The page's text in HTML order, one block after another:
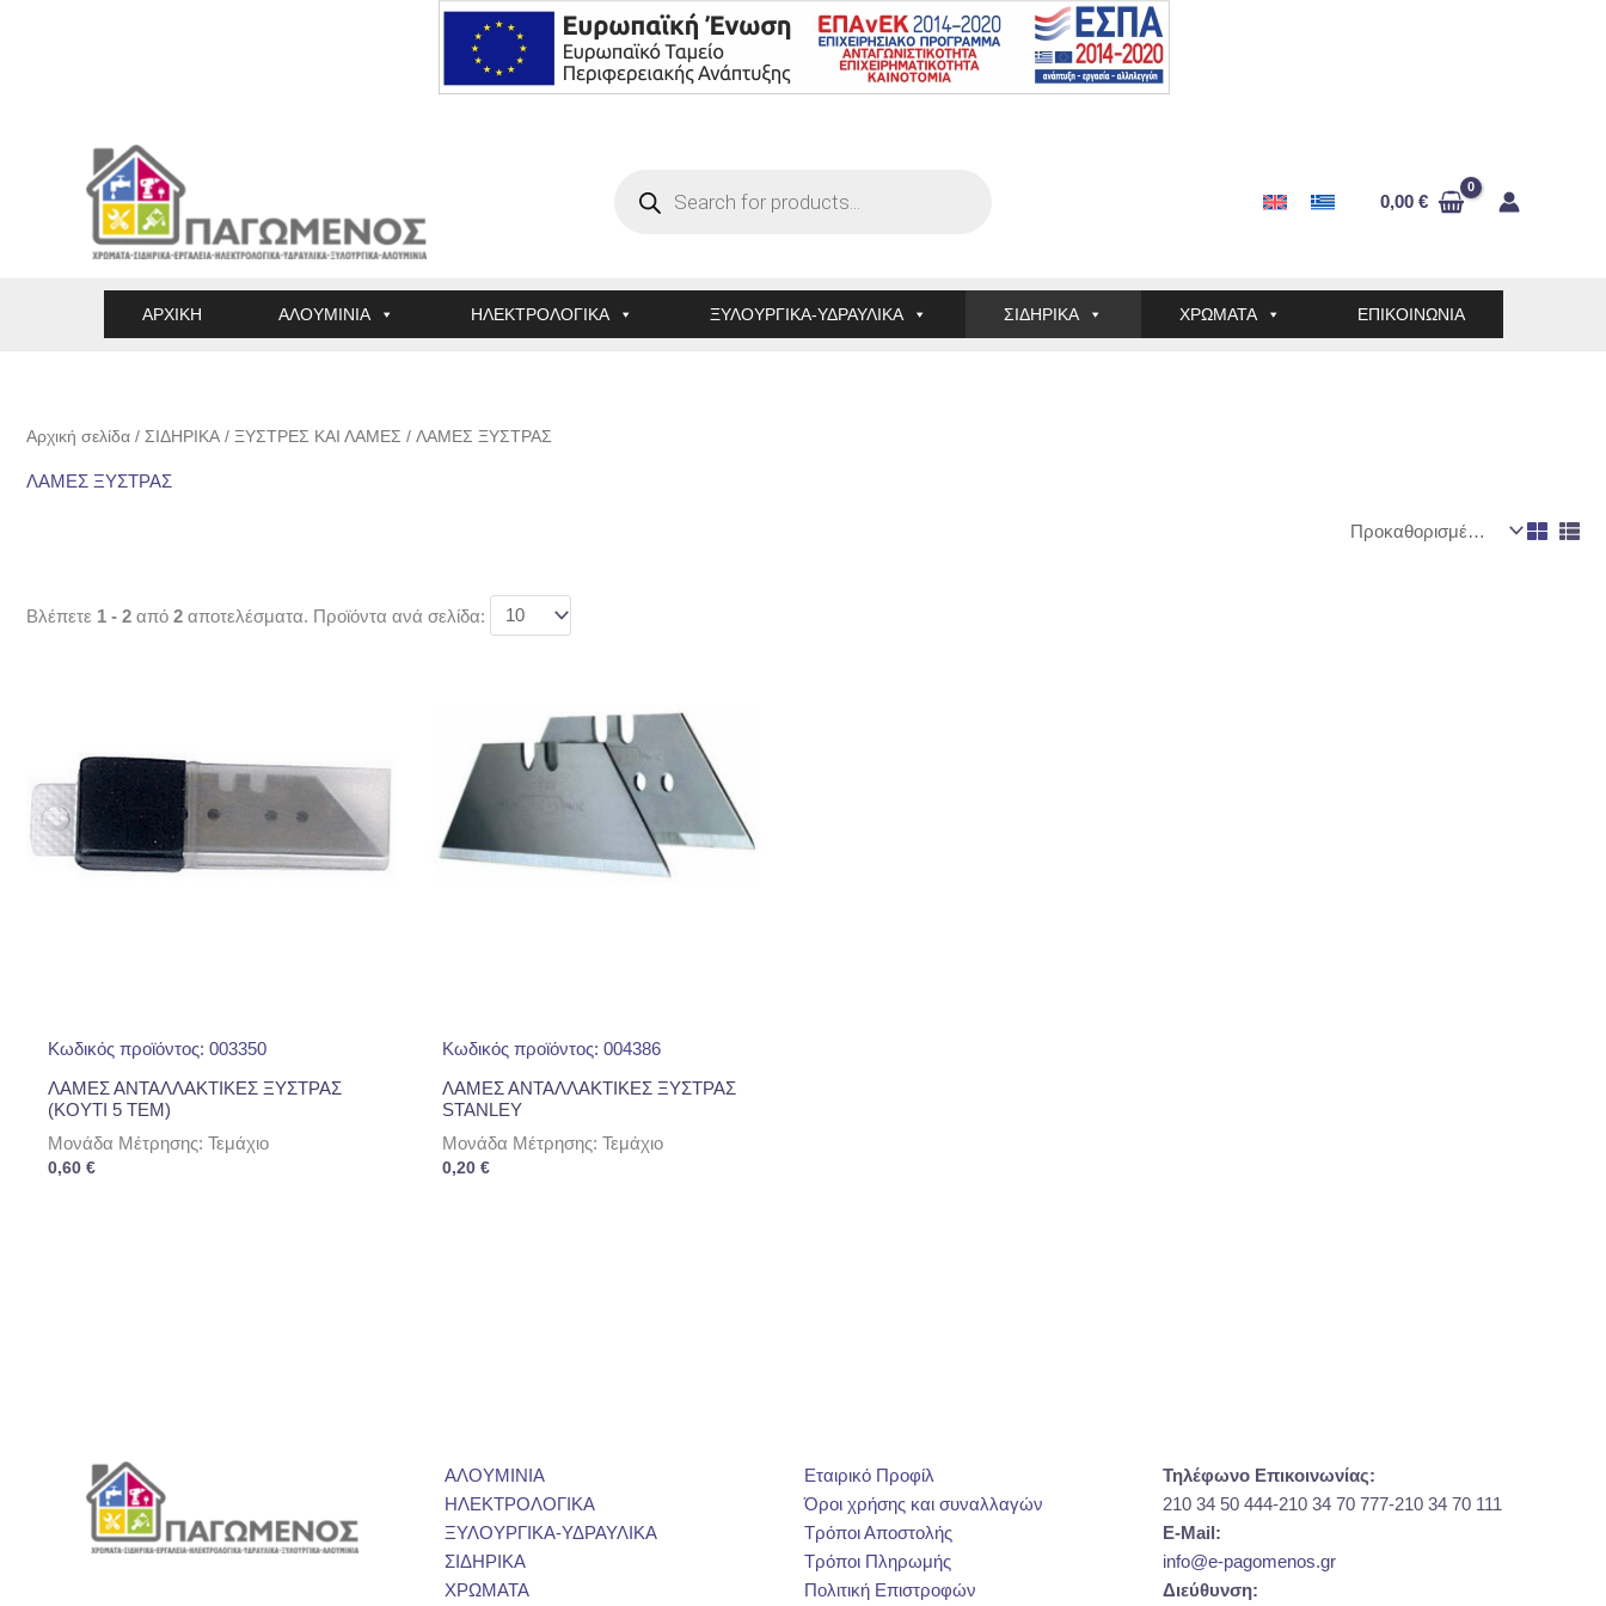
0,00 €
ΑΡΧΙΚΗ ΑΛΟΥΜΙΝΙΑ ΗΛΕΚΤΡΟΛΟΓΙΚΑ ΞΥΛΟΥΡΓΙΚΑ-ΥΔΡΑΥΛΙΚΑ ΣΙΔΗΡΙΚΑ ΧΡΩΜΑΤΑ ΕΠΙΚΟΙΝΩΝΙΑ
Αρχική σελίδα / ΣΙΔΗΡΙΚΑ / ΞΥΣΤΡΕΣ ΚΑΙ ΛΑΜΕΣ / ΛΑΜΕΣ ΞΥΣΤΡΑΣ
ΛΑΜΕΣ ΞΥΣΤΡΑΣ
Βλέπετε 1 - 2 από 2 αποτελέσματα. Προϊόντα ανά σελίδα:
Κωδικός προϊόντος: 003350
ΛΑΜΕΣ ΑΝΤΑΛΛΑΚΤΙΚΕΣ ΞΥΣΤΡΑΣ
(ΚΟΥΤΙ 5 ΤΕΜ)
Μονάδα Μέτρησης: Τεμάχιο
0,60 €
Κωδικός προϊόντος: 004386
ΛΑΜΕΣ ΑΝΤΑΛΛΑΚΤΙΚΕΣ ΞΥΣΤΡΑΣ
STANLEY
Μονάδα Μέτρησης: Τεμάχιο
0,20 €
ΑΛΟΥΜΙΝΙΑ
ΗΛΕΚΤΡΟΛΟΓΙΚΑ
ΞΥΛΟΥΡΓΙΚΑ-ΥΔΡΑΥΛΙΚΑ
ΣΙΔΗΡΙΚΑ
ΧΡΩΜΑΤΑ
Εταιρικό Προφίλ
Όροι χρήσης και συναλλαγών
Τρόποι Αποστολής
Τρόποι Πληρωμής
Πολιτική Επιστροφών
Τηλέφωνο Επικοινωνίας:
210 34 50 444-210 34 70 777-210 34 70 111
E-Mail:
info@e-pagomenos.gr
Διεύθυνση: